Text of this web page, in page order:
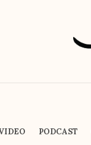
PODCAST